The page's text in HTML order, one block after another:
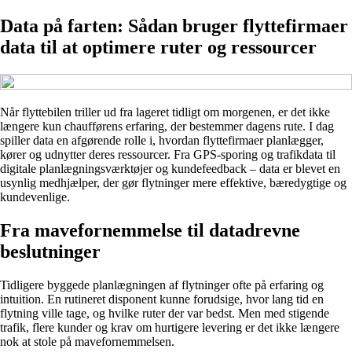
Data på farten: Sådan bruger flyttefirmaer
data til at optimere ruter og ressourcer
Når flyttebilen triller ud fra lageret tidligt om morgenen, er det ikke
længere kun chaufførens erfaring, der bestemmer dagens rute. I dag
spiller data en afgørende rolle i, hvordan flyttefirmaer planlægger,
kører og udnytter deres ressourcer. Fra GPS-sporing og trafikdata til
digitale planlægningsværktøjer og kundefeedback – data er blevet en
usynlig medhjælper, der gør flytninger mere effektive, bæredygtige og
kundevenlige.
Fra mavefornemmelse til datadrevne
beslutninger
Tidligere byggede planlægningen af flytninger ofte på erfaring og
intuition. En rutineret disponent kunne forudsige, hvor lang tid en
flytning ville tage, og hvilke ruter der var bedst. Men med stigende
trafik, flere kunder og krav om hurtigere levering er det ikke længere
nok at stole på mavefornemmelsen.